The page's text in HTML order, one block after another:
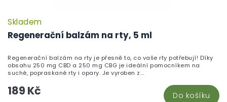
Regenerační balzám na rty, 5 ml
Skladem
189 Kč Do košíku
Regenerační balzám na rty je přesně to, co vaše rty potřebují! Díky
obsahu 250 mg CBD a 250 mg CBG je ideální pomocníkem na
suché, popraskané rty i opary. Je vyroben z...